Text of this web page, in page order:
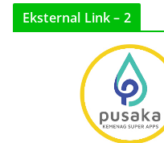
Eksternal Link – 2